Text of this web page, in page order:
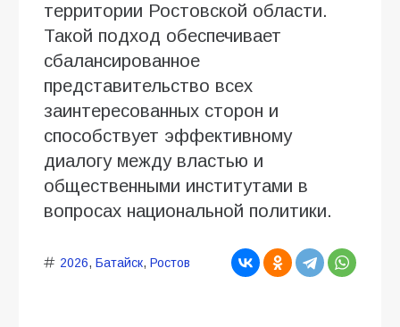
территории Ростовской области.
Такой подход обеспечивает
сбалансированное
представительство всех
заинтересованных сторон и
способствует эффективному
диалогу между властью и
общественными институтами в
вопросах национальной политики.
2026, Батайск, Ростов